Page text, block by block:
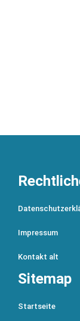
Impressum
Kontakt alt
Sitemap
Startseite